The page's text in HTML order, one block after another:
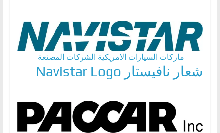
ماركات السيارات الامريكية الشركات المصنعة
شعار نافيستار Navistar Logo